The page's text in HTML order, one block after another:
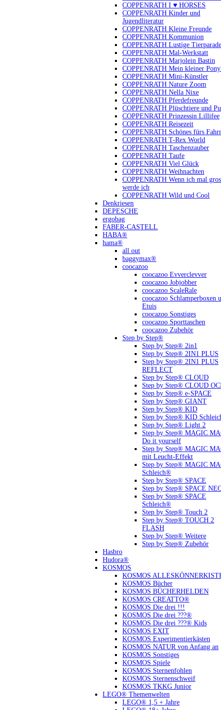
COPPENRATH I ♥ HORSES
COPPENRATH Kinder und
Jugendliteratur
COPPENRATH Kleine Freunde
COPPENRATH Kommunion
COPPENRATH Lustige Tierparade
COPPENRATH Mal-Werkstatt
COPPENRATH Marjolein Bastin
COPPENRATH Mein kleiner
COPPENRATH Mini-Künstler
COPPENRATH Nature Zoom
COPPENRATH Nella Nixe
COPPENRATH Pferdefreunde
COPPENRATH Plüschtiere und
COPPENRATH Prinzessin Lillifee
COPPENRATH Reisezeit
COPPENRATH Schönes fürs
COPPENRATH T-Rex World
COPPENRATH Taschenzauber
COPPENRATH Taufe
COPPENRATH Viel Glück
COPPENRATH Weihnachten
COPPENRATH Wenn ich mal
werde ich
COPPENRATH Wild und Cool
Denkriesen
DEPESCHE
ergobag
FABER-CASTELL
HABA®
hama®
all out
baggymax®
coocazoo
coocazoo Evverclevver
coocazoo Jobjobber
coocazoo ScaleRale
coocazoo Schlamperboxen
Etuis
coocazoo Sonstiges
coocazoo Sporttaschen
coocazoo Zubehör
Step by Step®
Step by Step® 2in1
Step by Step® 2IN1 PLUS
Step by Step® 2IN1 PLUS
REFLECT
Step by Step® CLOUD
Step by Step® CLOUD
Step by Step® e-SPACE
Step by Step® GIANT
Step by Step® KID
Step by Step® KID
Step by Step® Light 2
Step by Step® MAGIC
Do it yourself
Step by Step® MAGIC
mit Leucht-Effekt
Step by Step® MAGIC
Schleich®
Step by Step® SPACE
Step by Step® SPACE
Step by Step® SPACE
Schleich®
Step by Step® Touch 2
Step by Step® TOUCH 2
FLASH
Step by Step® Weitere
Step by Step® Zubehör
Hasbro
Hudora®
KOSMOS
KOSMOS
KOSMOS Bücher
KOSMOS BÜCHERHELDEN
KOSMOS CREATTO®
KOSMOS Die drei !!!
KOSMOS Die drei ???®
KOSMOS Die drei ???® Kids
KOSMOS EXIT
KOSMOS Experimentierkästen
KOSMOS NATUR von Anfang an
KOSMOS Sonstiges
KOSMOS Spiele
KOSMOS Sternenfohlen
KOSMOS Sternenschweif
KOSMOS TKKG Junior
LEGO® Themenwelten
LEGO® 1,5 + Jahre